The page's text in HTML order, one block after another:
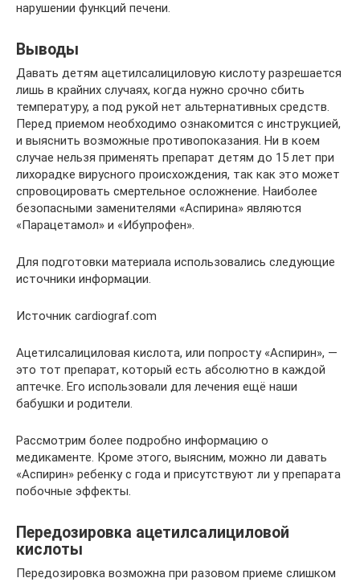
нарушении функций печени.
Выводы
Давать детям ацетилсалициловую кислоту разрешается
лишь в крайних случаях, когда нужно срочно сбить
температуру, а под рукой нет альтернативных средств.
Перед приемом необходимо ознакомится с инструкцией,
и выяснить возможные противопоказания. Ни в коем
случае нельзя применять препарат детям до 15 лет при
лихорадке вирусного происхождения, так как это может
спровоцировать смертельное осложнение. Наиболее
безопасными заменителями «Аспирина» являются
«Парацетамол» и «Ибупрофен».
Для подготовки материала использовались следующие
источники информации.
Источник cardiograf.com
Ацетилсалициловая кислота, или попросту «Аспирин», —
это тот препарат, который есть абсолютно в каждой
аптечке. Его использовали для лечения ещё наши
бабушки и родители.
Рассмотрим более подробно информацию о
медикаменте. Кроме этого, выясним, можно ли давать
«Аспирин» ребенку с года и присутствуют ли у препарата
побочные эффекты.
Передозировка ацетилсалициловой
кислоты
Передозировка возможна при разовом приеме слишком